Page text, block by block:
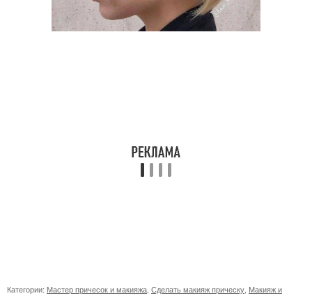
Категории: Мастер причесок и макияжа, Сделать макияж прическу, Макияж и